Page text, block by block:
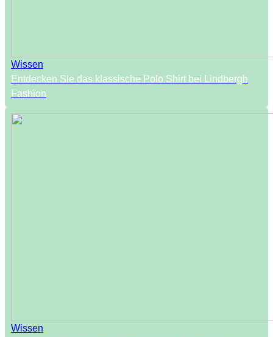
Wissen
Entdecken Sie das klassische Polo Shirt bei Lindbergh
Fashion
Wissen